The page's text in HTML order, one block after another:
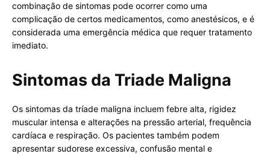
combinação de sintomas pode ocorrer como uma
complicação de certos medicamentos, como anestésicos, e é
considerada uma emergência médica que requer tratamento
imediato.
Sintomas da Triade Maligna
Os sintomas da tríade maligna incluem febre alta, rigidez
muscular intensa e alterações na pressão arterial, frequência
cardíaca e respiração. Os pacientes também podem
apresentar sudorese excessiva, confusão mental e